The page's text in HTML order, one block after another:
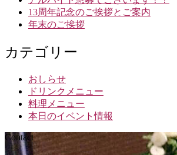
13周年記念のご挨拶とご案内
年末のご挨拶
カテゴリー
おしらせ
ドリンクメニュー
料理メニュー
本日のイベント情報
Contact